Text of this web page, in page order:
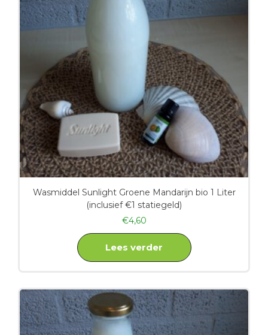
Wasmiddel Sunlight Groene Mandarijn bio 1 Liter
(inclusief €1 statiegeld)
€4,60
Lees verder